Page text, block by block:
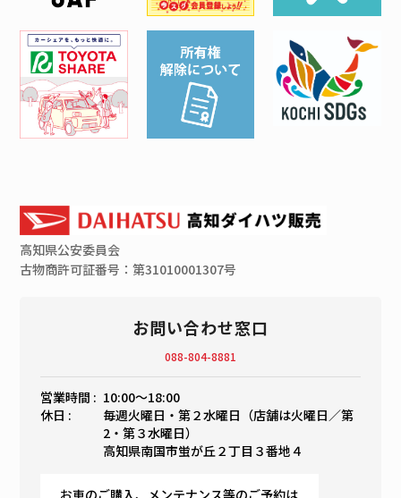
高知県公安委員会
古物商許可証番号：第31010001307号
お問い合わせ窓口
088-804-8881
営業時間 : 10:00〜18:00
休日 :
毎週火曜日・第２水曜日（店舗は火曜日／第
2・第３水曜日）
高知県南国市蛍が丘２丁目３番地４
お車のご購入、メンテナンス等のご予約は